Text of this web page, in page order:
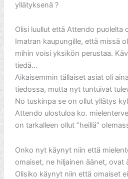
yllätyksenä ?
Olisi luullut että Attendo puolelta
Imatran kaupungille, että missä
mihin voisi yksikön perustaa.
tiedä…
Aikaisemmin tällaiset asiat oli
tiedossa, mutta nyt tuntuivat
No tuskinpa se on ollut yllätys
Attendo ulostuloa ko.
on tarkalleen ollut ”heillä”
Onko nyt käynyt niin että
omaiset, ne hiljainen äänet, ovat
Olisiko käynyt niin että omaiset